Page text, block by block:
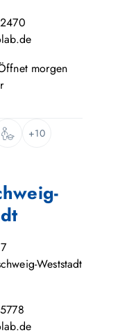
morgen
+10
Weststadt